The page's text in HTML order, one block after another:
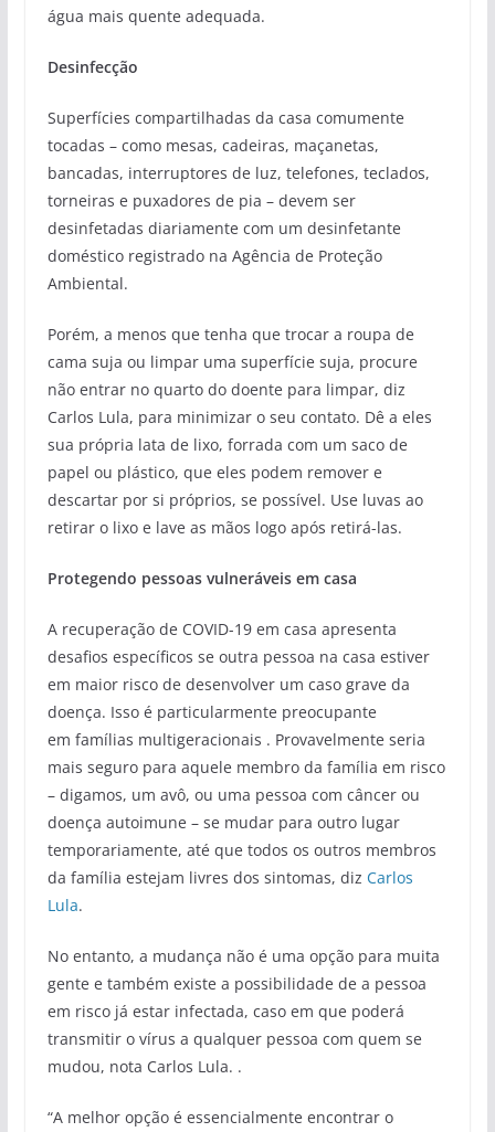
água mais quente adequada.
Desinfecção
Superfícies compartilhadas da casa comumente
tocadas – como mesas, cadeiras, maçanetas,
bancadas, interruptores de luz, telefones, teclados,
torneiras e puxadores de pia – devem ser
desinfetadas diariamente com um desinfetante
doméstico registrado na Agência de Proteção
Ambiental.
Porém, a menos que tenha que trocar a roupa de
cama suja ou limpar uma superfície suja, procure
não entrar no quarto do doente para limpar, diz
Carlos Lula, para minimizar o seu contato. Dê a eles
sua própria lata de lixo, forrada com um saco de
papel ou plástico, que eles podem remover e
descartar por si próprios, se possível. Use luvas ao
retirar o lixo e lave as mãos logo após retirá-las.
Protegendo pessoas vulneráveis ​​em casa
A recuperação de COVID-19 em casa apresenta
desafios específicos se outra pessoa na casa estiver
em maior risco de desenvolver um caso grave da
doença. Isso é particularmente preocupante
em famílias multigeracionais . Provavelmente seria
mais seguro para aquele membro da família em risco
– digamos, um avô, ou uma pessoa com câncer ou
doença autoimune – se mudar para outro lugar
temporariamente, até que todos os outros membros
da família estejam livres dos sintomas, diz Carlos
Lula.
No entanto, a mudança não é uma opção para muita
gente e também existe a possibilidade de a pessoa
em risco já estar infectada, caso em que poderá
transmitir o vírus a qualquer pessoa com quem se
mudou, nota Carlos Lula. .
“A melhor opção é essencialmente encontrar o